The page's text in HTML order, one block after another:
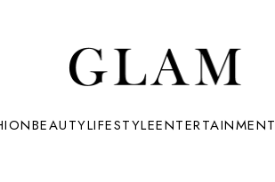
BEAUTYLIFESTYLEENTERTAINMENT